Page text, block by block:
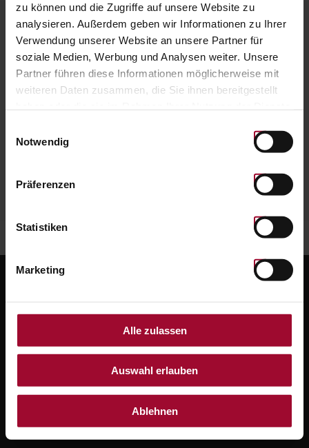
zu können und die Zugriffe auf unsere Website zu
analysieren. Außerdem geben wir Informationen zu Ihrer
Verwendung unserer Website an unsere Partner für
soziale Medien, Werbung und Analysen weiter. Unsere
Partner führen diese Informationen möglicherweise mit
weiteren Daten zusammen, die Sie ihnen bereitgestellt
unsererDatenschutzerklärung
Notwendig
Präferenzen
Statistiken
Marketing
Alle zulassen
Auswahl erlauben
Ablehnen
VALUE CHECK & DIGITAL STORAGE
Enter barcode / QR code, retrieve value and store
in wallet on smartphone.
WITHDRAWAL